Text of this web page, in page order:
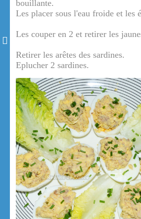
bouillante.
Les placer sous l'eau froide et les
Les couper en 2 et retirer les
Retirer les arêtes des sardines.
Eplucher 2 sardines.